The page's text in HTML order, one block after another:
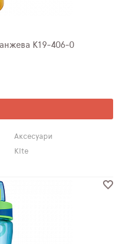
K19-406-0
Аксесуари
Kite